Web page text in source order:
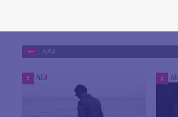
ΝΕΑ
# ΝΕΑ #